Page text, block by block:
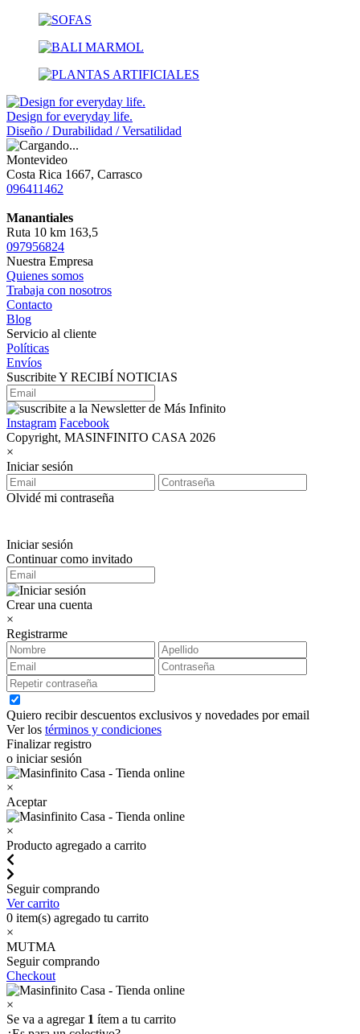
Design for everyday life.
Diseño / Durabilidad / Versatilidad
Montevideo
Costa Rica 1667, Carrasco
096411462
Manantiales
Ruta 10 km 163,5
097956824
Nuestra Empresa
Quienes somos
Trabaja con nosotros
Contacto
Blog
Servicio al cliente
Políticas
Envíos
Suscribite Y RECIBÍ NOTICIAS
Instagram Facebook
Copyright, MASINFINITO CASA 2026
×
Iniciar sesión
Olvidé mi contraseña
Iniciar sesión
Continuar como invitado
Crear una cuenta
×
Registrarme
Quiero recibir descuentos exclusivos y novedades por email
Ver los términos y condiciones
Finalizar registro
o iniciar sesión
×
Aceptar
×
Producto agregado a carrito
Seguir comprando
Ver carrito
0 item(s) agregado tu carrito
×
MUTMA
Seguir comprando
Checkout
×
Se va a agregar 1 ítem a tu carrito